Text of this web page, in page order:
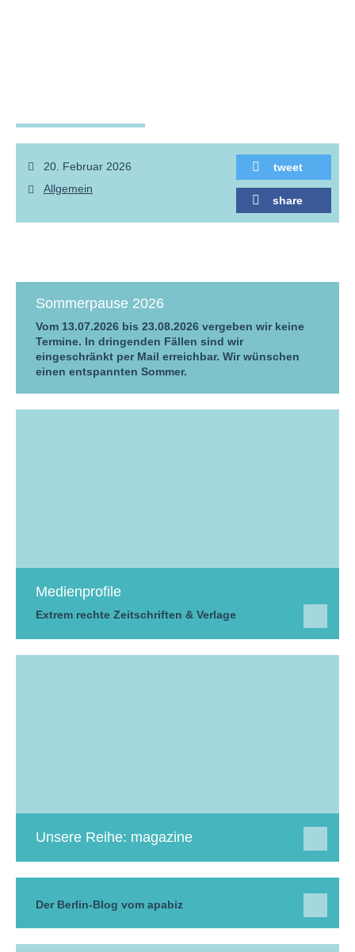
tweet
share
20. Februar 2026
Allgemein
Sommerpause 2026
Vom 13.07.2026 bis 23.08.2026 vergeben wir keine
Termine. In dringenden Fällen sind wir
eingeschränkt per Mail erreichbar. Wir wünschen
einen entspannten Sommer.
Medienprofile
Extrem rechte Zeitschriften & Verlage
Unsere Reihe: magazine
Der Berlin-Blog vom apabiz